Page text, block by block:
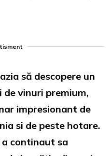
să descopere un
vinuri premium,
impresionant de
si de peste hotare.
continaut sa